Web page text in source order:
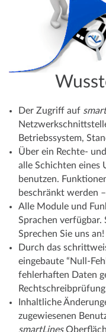
Der Zugriff auf
Betriebssystem,
Über ein Rechte-
alle Schichten eines
benutzen.
beschränkt werden
Alle Module und
Sprachen verfügbar.
Sprechen Sie uns an!
Durch das
eingebaute “Null-
fehlerhaften Daten
Inhaltliche
zugewiesenen
smartLines